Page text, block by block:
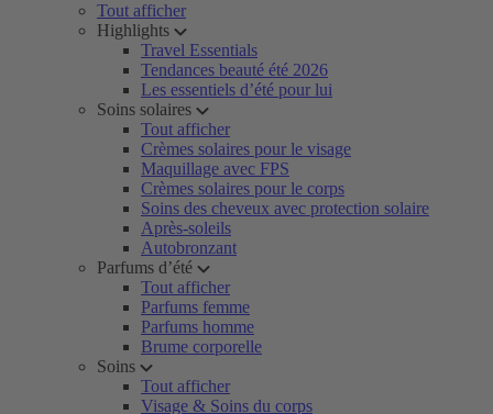
Tout afficher
Highlights
Travel Essentials
Tendances beauté été 2026
Les essentiels d’été pour lui
Soins solaires
Tout afficher
Crèmes solaires pour le visage
Maquillage avec FPS
Crèmes solaires pour le corps
Soins des cheveux avec protection solaire
Après-soleils
Autobronzant
Parfums d’été
Tout afficher
Parfums femme
Parfums homme
Brume corporelle
Soins
Tout afficher
Visage & Soins du corps